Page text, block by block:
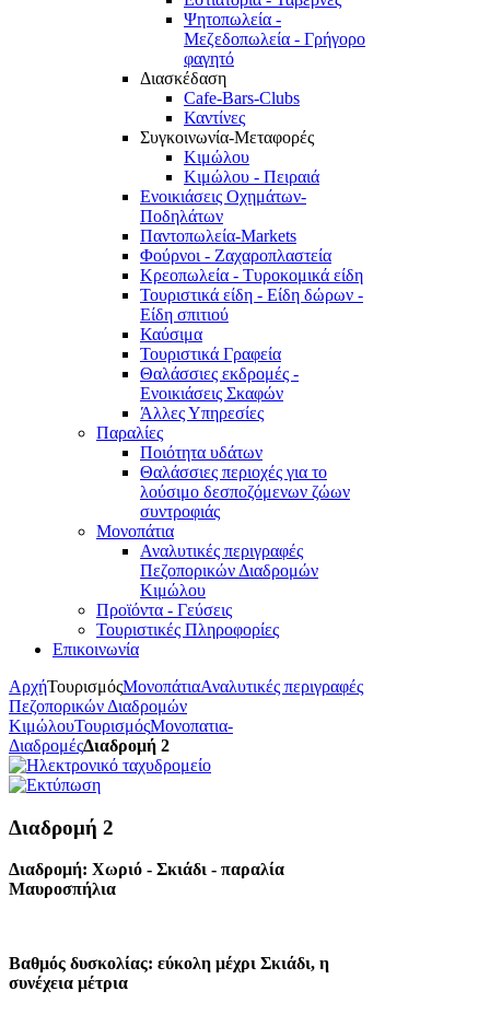
Ψητοπωλεία -
Μεζεδοπωλεία - Γρήγορο
φαγητό
Διασκέδαση
Cafe-Bars-Clubs
Καντίνες
Συγκοινωνία-Μεταφορές
Κιμώλου
Κιμώλου - Πειραιά
Ενοικιάσεις Οχημάτων-
Ποδηλάτων
Παντοπωλεία-Markets
Φούρνοι - Ζαχαροπλαστεία
Κρεοπωλεία - Τυροκομικά είδη
Τουριστικά είδη - Είδη δώρων -
Είδη σπιτιού
Καύσιμα
Τουριστικά Γραφεία
Θαλάσσιες εκδρομές -
Ενοικιάσεις Σκαφών
Άλλες Υπηρεσίες
Παραλίες
Ποιότητα υδάτων
Θαλάσσιες περιοχές για το
λούσιμο δεσποζόμενων ζώων
συντροφιάς
Μονοπάτια
Αναλυτικές περιγραφές
Πεζοπορικών Διαδρομών
Κιμώλου
Προϊόντα - Γεύσεις
Τουριστικές Πληροφορίες
Επικοινωνία
ΑρχήΤουρισμόςΜονοπάτιαΑναλυτικές περιγραφές
Πεζοπορικών Διαδρομών
ΚιμώλουΤουρισμόςΜονοπατια-
ΔιαδρομέςΔιαδρομή 2
Διαδρομή 2
Διαδρομή: Χωριό - Σκιάδι - παραλία
Μαυροσπήλια
Βαθμός δυσκολίας: εύκολη μέχρι Σκιάδι, η
συνέχεια μέτρια